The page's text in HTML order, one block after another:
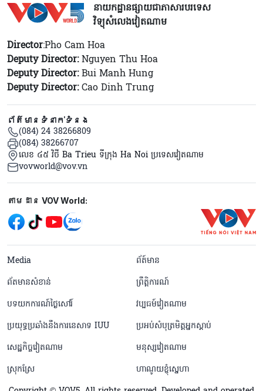
នាយកដ្ឋានផ្សាយជាភាសារបរទេស
វិទ្យុសំលេងវៀតណាម
Director:Pho Cam Hoa
Deputy Director:Nguyen Thu Hoa
Deputy Director:Bui Manh Hung
Deputy Director:Cao Dinh Trung
ព័ត៌មានទំនាក់ទំនង
(084) 24 38266809
(084) 38266707
លេខ ៤៥ វិថី Ba Trieu ទីក្រុង Ha Noi ប្រទេសវៀតណាម
vovworld@vov.vn
Mạng xã hội
តាមដាន VOV World:
menu footer tiếng Khmer
Media
ព័ត៍មាន
ព័តមានសំខាន់
ព្រឹត្តិការណ៍
បទយកការណ៍ថ្ងៃសៅរ៍
វប្បធម៍វៀតណាម
ប្រយុទ្ធប្រឆាំងនឹងការនេសាទ IUU
ប្រអប់សំបុត្រមិត្តអ្នកស្តាប់
សេដ្ឋកិច្ចវៀតណាម
មនុស្សវៀតណាម
ស្រុកស្រែ
ហាណូយខ្ញុំស្នេហា